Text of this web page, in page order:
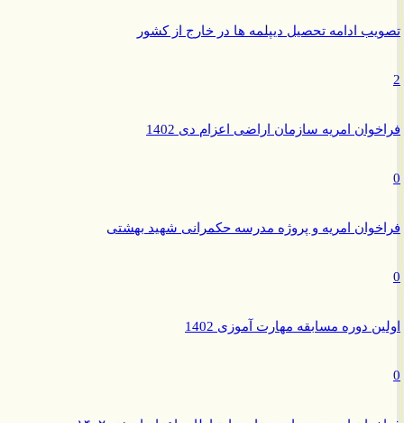
ادامه تحصیل دیپلمه ها در خارج از کشور
امریه سازمان اراضی اعزام دی 1402
امریه و پروژه مدرسه حکمرانی شهید بهشتی
دوره مسابقه مهارت آموزی 1402